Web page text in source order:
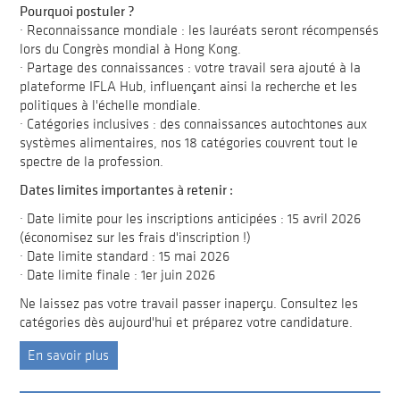
Pourquoi postuler ?
· Reconnaissance mondiale : les lauréats seront récompensés
lors du Congrès mondial à Hong Kong.
· Partage des connaissances : votre travail sera ajouté à la
plateforme IFLA Hub, influençant ainsi la recherche et les
politiques à l'échelle mondiale.
· Catégories inclusives : des connaissances autochtones aux
systèmes alimentaires, nos 18 catégories couvrent tout le
spectre de la profession.
Dates limites importantes à retenir :
· Date limite pour les inscriptions anticipées : 15 avril 2026
(économisez sur les frais d'inscription !)
· Date limite standard : 15 mai 2026
· Date limite finale : 1er juin 2026
Ne laissez pas votre travail passer inaperçu. Consultez les
catégories dès aujourd'hui et préparez votre candidature.
En savoir plus